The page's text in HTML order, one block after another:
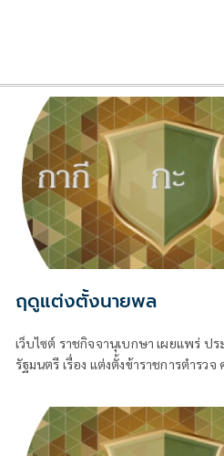
ฤดูแต่งตั้งนายพล
เว็บไซต์ ราชกิจจานุเบกษา เผยแพร่ ป
รัฐมนตรี เรื่อง แต่งตั้งข้าราชการตำรวจ
นวลมา